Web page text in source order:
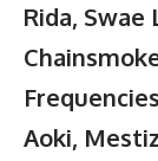
Rida, Swae
Aoki,